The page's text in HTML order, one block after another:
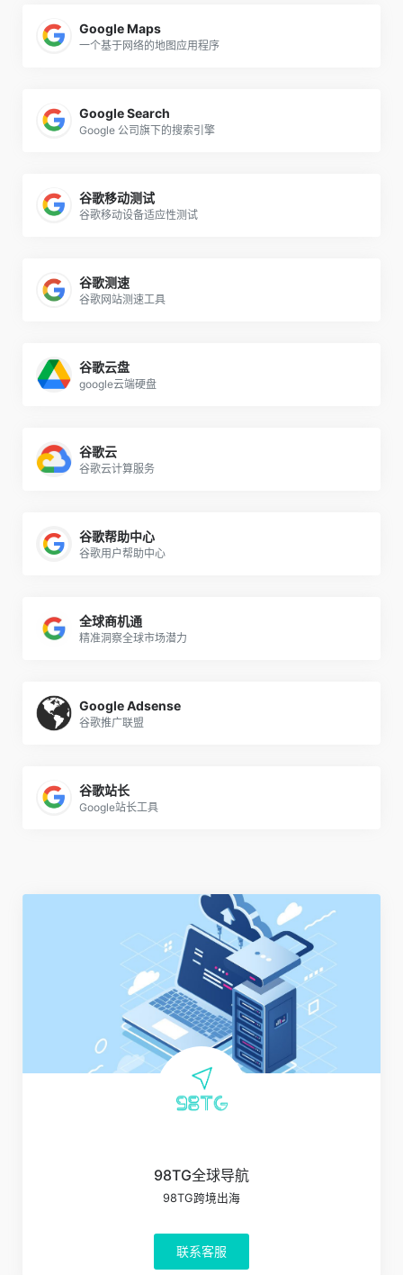
Google Maps
一个基于网络的地图应用程序
Google Search
Google 公司旗下的搜索引擎
谷歌移动测试
谷歌移动设备适应性测试
谷歌测速
谷歌网站测速工具
谷歌云盘
google云端硬盘
谷歌云
谷歌云计算服务
谷歌帮助中心
谷歌用户帮助中心
全球商机通
精准洞察全球市场潜力
Google Adsense
谷歌推广联盟
谷歌站长
Google站长工具
98TG全球导航
98TG跨境出海
联系客服